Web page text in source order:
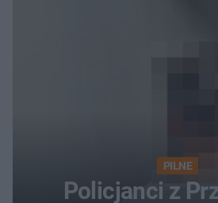
PILNE
Policjanci z